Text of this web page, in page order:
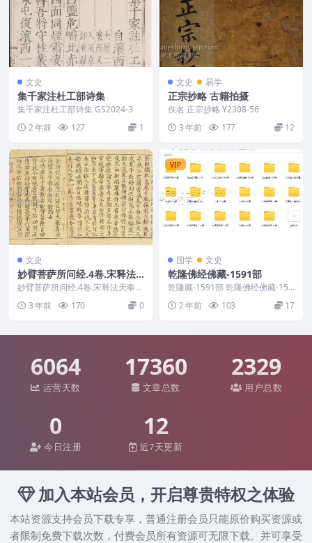
文史
集千家注杜工部诗集
集千家注杜工部诗集 GS2024-3
2 年前
127 1
文史 易学
正宗抄略 古籍拍摄
佚名 正宗抄略 Y2308-56
3 年前
177 12
文史
妙臂菩萨所问经.4卷.宋释法
天奉诏译.赵城广胜寺金版大
藏经之一.金刊本赵城金藏.系
列
妙臂菩萨所问经.4卷.宋释法天奉诏
译.赵城广胜寺金版大藏经之一.金
刊本赵城金藏....
3 年前 170 0
VIP
国学 文史
乾隆佛经佛藏-1591部
乾隆藏-1591部 乾隆佛经佛藏-159
1部 2404051-03 ├─大乘五大...
2 年前 103 17
6064
运营天数
17360
文章总数
2329
用户总数
0
今日注册
12
近7天更新
加入本站会员，开启尊贵特权之体验
本站资源支持会员下载专享，普通注册会员只能原价购买资源或
者限制免费下载次数，付费会员所有资源可无限下载。并可享受